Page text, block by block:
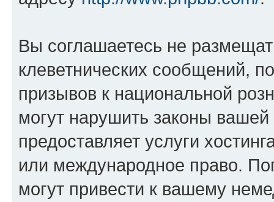
Вы соглашаетесь не
клеветнических сообщений,
призывов к национальной
могут нарушить законы
предоставляет услуги
или международное право.
могут привести к вашему